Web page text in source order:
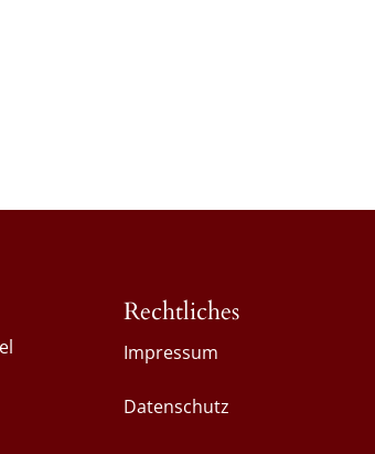
Rechtliches
Impressum
Datenschutz